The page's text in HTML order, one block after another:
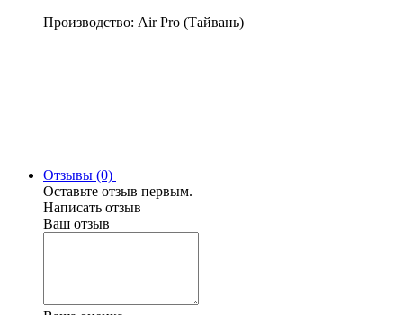
Производство: Air Pro (Тайвань)
Отзывы (0)
Оставьте отзыв первым.
Написать отзыв
Ваш отзыв